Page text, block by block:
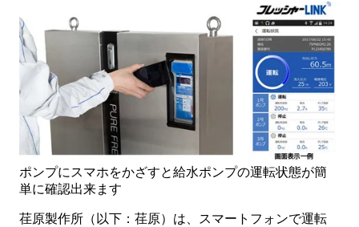
ポンプにスマホをかざすと給水ポンプの運転状態が簡
単に確認出来ます
荏原製作所（以下：荏原）は、スマートフォンで運転